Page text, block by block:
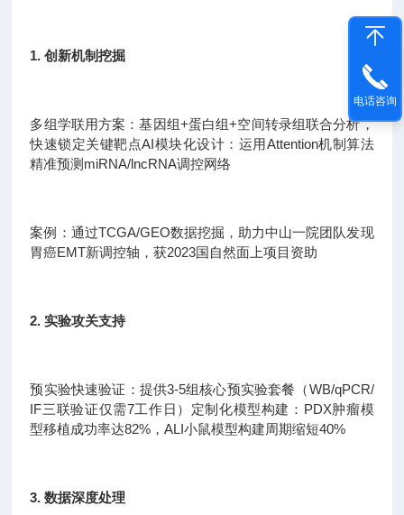
1. 创新机制挖掘
多组学联用方案：基因组+蛋白组+空间转录组联合分析，
快速锁定关键靶点AI模块化设计：运用Attention机制算法
精准预测miRNA/lncRNA调控网络
案例：通过TCGA/GEO数据挖掘，助力中山一院团队发现
胃癌EMT新调控轴，获2023国自然面上项目资助
2. 实验攻关支持
预实验快速验证：提供3-5组核心预实验套餐（WB/qPCR/
IF三联验证仅需7工作日）定制化模型构建：PDX肿瘤模
型移植成功率达82%，ALI小鼠模型构建周期缩短40%
3. 数据深度处理
电话咨询